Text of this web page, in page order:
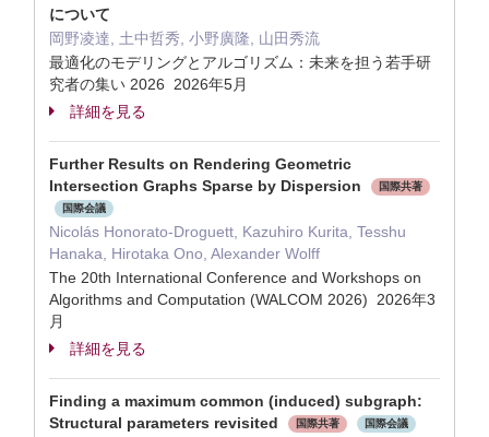
について
岡野凌達, 土中哲秀, 小野廣隆, 山田秀流
最適化のモデリングとアルゴリズム：未来を担う若手研
究者の集い 2026 2026年5月
詳細を見る
Further Results on Rendering Geometric
Intersection Graphs Sparse by Dispersion
国際共著
国際会議
Nicolás Honorato-Droguett, Kazuhiro Kurita, Tesshu
Hanaka, Hirotaka Ono, Alexander Wolff
The 20th International Conference and Workshops on
Algorithms and Computation (WALCOM 2026) 2026年3
月
詳細を見る
Finding a maximum common (induced) subgraph:
Structural parameters revisited
国際共著 国際会議